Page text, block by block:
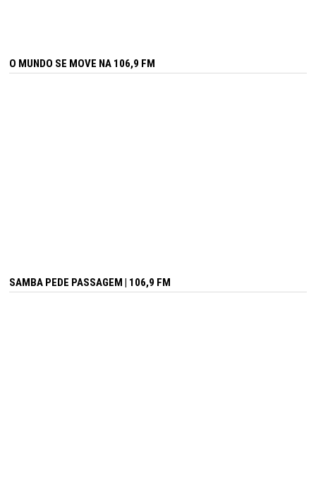
O MUNDO SE MOVE NA 106,9 FM
SAMBA PEDE PASSAGEM | 106,9 FM